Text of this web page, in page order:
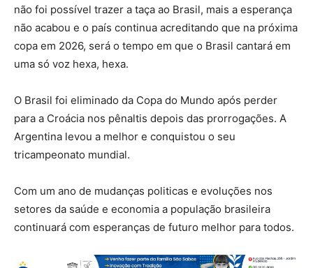
não foi possível trazer a taça ao Brasil, mais a esperança
não acabou e o país continua acreditando que na próxima
copa em 2026, será o tempo em que o Brasil cantará em
uma só voz hexa, hexa.
O Brasil foi eliminado da Copa do Mundo após perder
para a Croácia nos pênaltis depois das prorrogações. A
Argentina levou a melhor e conquistou o seu
tricampeonato mundial.
Com um ano de mudanças politicas e evoluções nos
setores da saúde e economia a população brasileira
continuará com esperanças de futuro melhor para todos.